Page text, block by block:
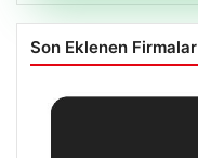
Son Eklenen Firmalar